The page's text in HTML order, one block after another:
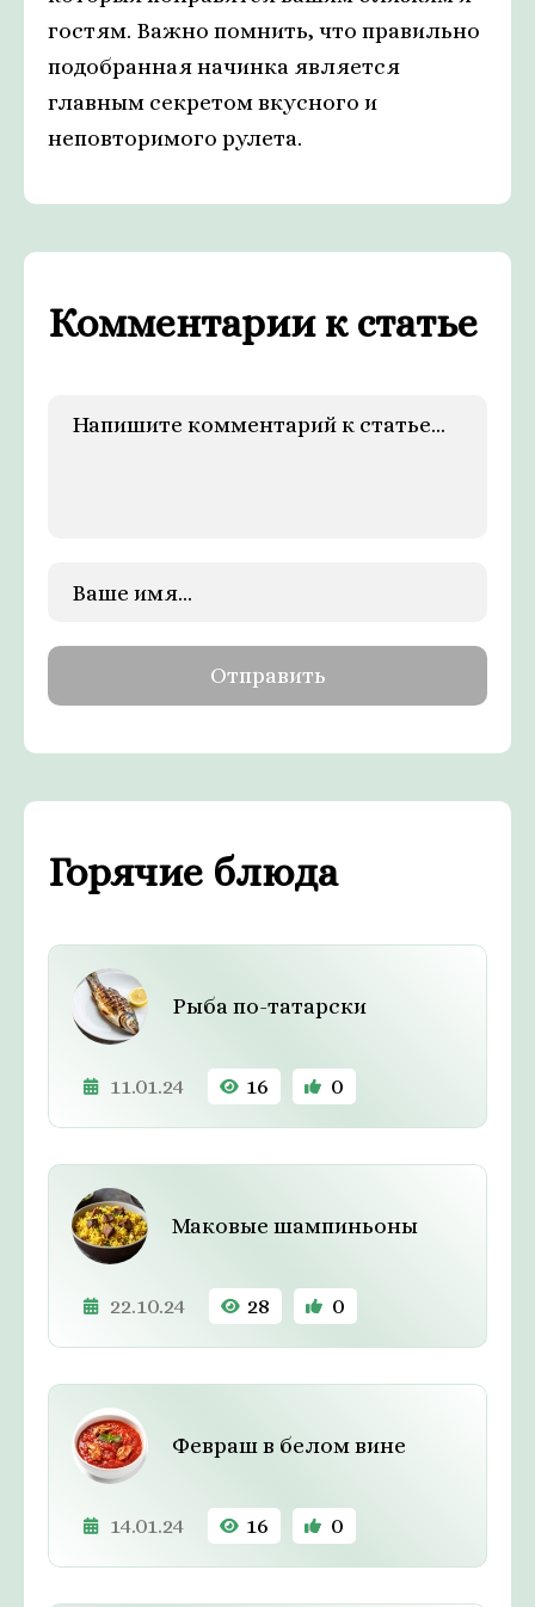
гостям. Важно помнить, что правильно
подобранная начинка является
главным секретом вкусного и
неповторимого рулета.
Комментарии к статье
Горячие блюда
Рыба по-татарски
11.01.24 16 0
Маковые шампиньоны
22.10.24 28 0
Февраш в белом вине
14.01.24 16 0